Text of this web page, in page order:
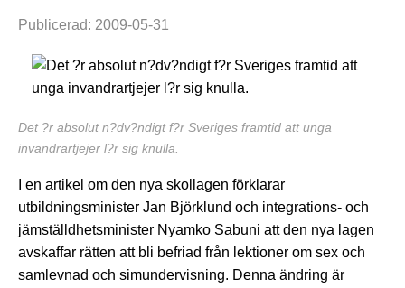
Publicerad: 2009-05-31
Det ?r absolut n?dv?ndigt f?r Sveriges framtid att unga
invandrartjejer l?r sig knulla.
I en artikel om den nya skollagen förklarar
utbildningsminister Jan Björklund och integrations- och
jämställdhetsminister Nyamko Sabuni att den nya lagen
avskaffar rätten att bli befriad från lektioner om sex och
samlevnad och simundervisning. Denna ändring är